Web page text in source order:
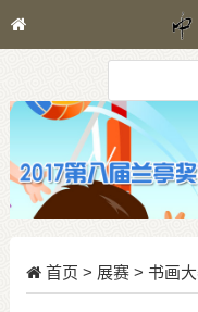
首页 > 展赛> 书画